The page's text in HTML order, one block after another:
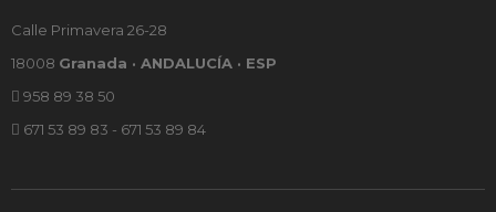
Calle Primavera 26-28
18008 Granada · ANDALUCÍA · ESP
958 89 38 50
671 53 89 83 - 671 53 89 84